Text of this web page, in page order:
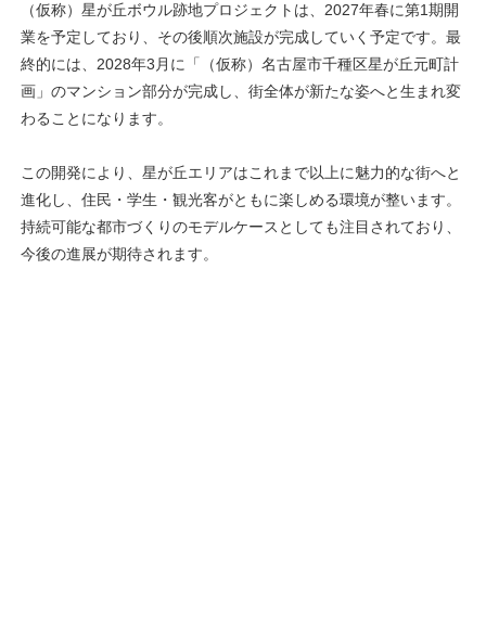
（仮称）星が丘ボウル跡地プロジェクトは、2027年春に第1期開
業を予定しており、その後順次施設が完成していく予定です。最
終的には、2028年3月に「（仮称）名古屋市千種区星が丘元町計
画」のマンション部分が完成し、街全体が新たな姿へと生まれ変
わることになります。
この開発により、星が丘エリアはこれまで以上に魅力的な街へと
進化し、住民・学生・観光客がともに楽しめる環境が整います。
持続可能な都市づくりのモデルケースとしても注目されており、
今後の進展が期待されます。